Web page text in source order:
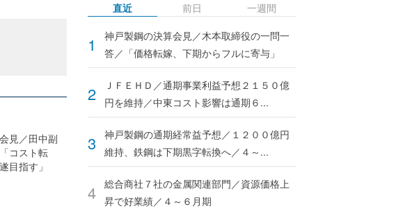
見／田中副
コスト転
目指す」
直近
神戸製鋼の決算会見／木本取締役の一問一
答／「価格転嫁、下期からフルに寄与」
ＪＦＥＨＤ／通期事業利益予想２１５０億
円を維持／中東コスト影響は通期６...
神戸製鋼の通期経常益予想／１２００億円
維持、鉄鋼は下期黒字転換へ／４～...
総合商社７社の金属関連部門／資源価格上
昇で好業績／４～６月期
前日 一週間